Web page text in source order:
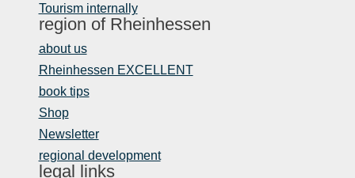
Tourism internally
region of Rheinhessen
about us
Rheinhessen EXCELLENT
book tips
Shop
Newsletter
regional development
legal links